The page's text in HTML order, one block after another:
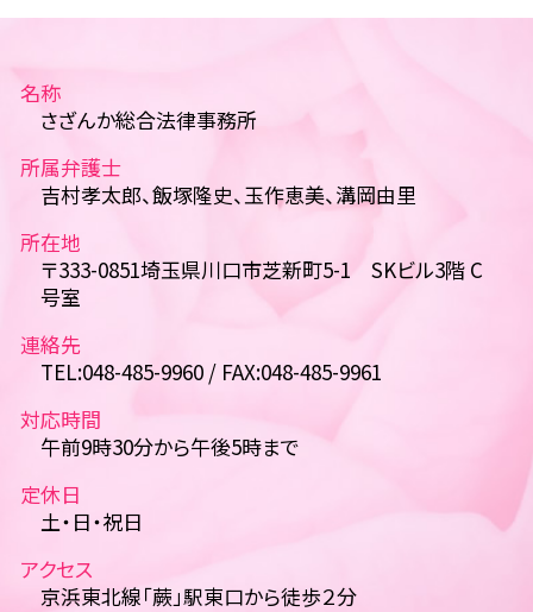
名称
さざんか総合法律事務所
所属弁護士
吉村孝太郎、飯塚隆史、玉作恵美、溝岡由里
所在地
〒333-0851埼玉県川口市芝新町5-1 SKビル3階 C
号室
連絡先
TEL:048-485-9960 / FAX:048-485-9961
対応時間
午前9時30分から午後5時まで
定休日
土・日・祝日
アクセス
京浜東北線「蕨」駅東口から徒歩２分